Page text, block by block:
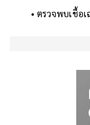
• ตรวจพบเชื้อ